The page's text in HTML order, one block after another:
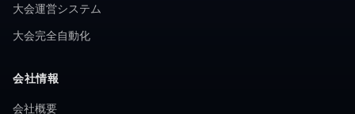
大会運営システム
大会完全自動化
会社情報
会社概要